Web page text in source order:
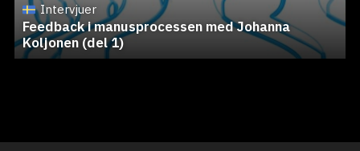
Intervjuer
Feedback i manusprocessen med Johanna
Koljonen (del 1)